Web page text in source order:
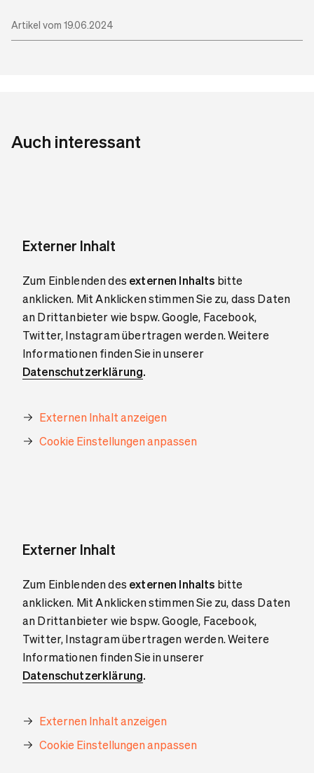
Artikel vom 19.06.2024
Auch interessant
Externer Inhalt
Zum Einblenden des externen Inhalts bitte
anklicken. Mit Anklicken stimmen Sie zu, dass Daten
an Drittanbieter wie bspw. Google, Facebook,
Twitter, Instagram übertragen werden. Weitere
Informationen finden Sie in unserer
Datenschutzerklärung.
Externen Inhalt anzeigen
Cookie Einstellungen anpassen
Externer Inhalt
Zum Einblenden des externen Inhalts bitte
anklicken. Mit Anklicken stimmen Sie zu, dass Daten
an Drittanbieter wie bspw. Google, Facebook,
Twitter, Instagram übertragen werden. Weitere
Informationen finden Sie in unserer
Datenschutzerklärung.
Externen Inhalt anzeigen
Cookie Einstellungen anpassen